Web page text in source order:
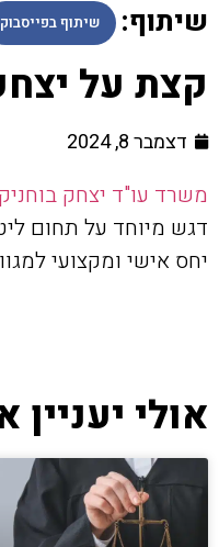
שיתוף: שיתוף בפייסבוק
קצת על
דצמבר 8, 2024
משרד עו"ד יצחק בוחניק
דגש מיוחד על תחום
יחס אישי ומקצועי
אולי